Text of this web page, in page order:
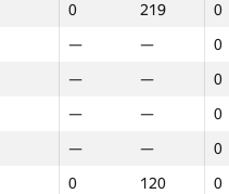
0 219
0
— —
0
— —
0
— —
0
— —
0
0 120
0
0 219
0
— —
0
— —
0
— —
0
— —
0
0 120
0